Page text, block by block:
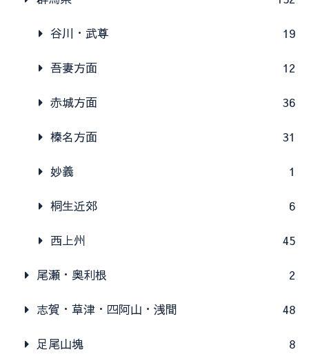
谷川・武尊 19
吾妻方面 12
赤城方面 36
榛名方面 31
妙義 1
桐生近郊 6
西上州 45
尾瀬・奥利根 2
志賀・草津・四阿山・浅間 48
足尾山塊 8